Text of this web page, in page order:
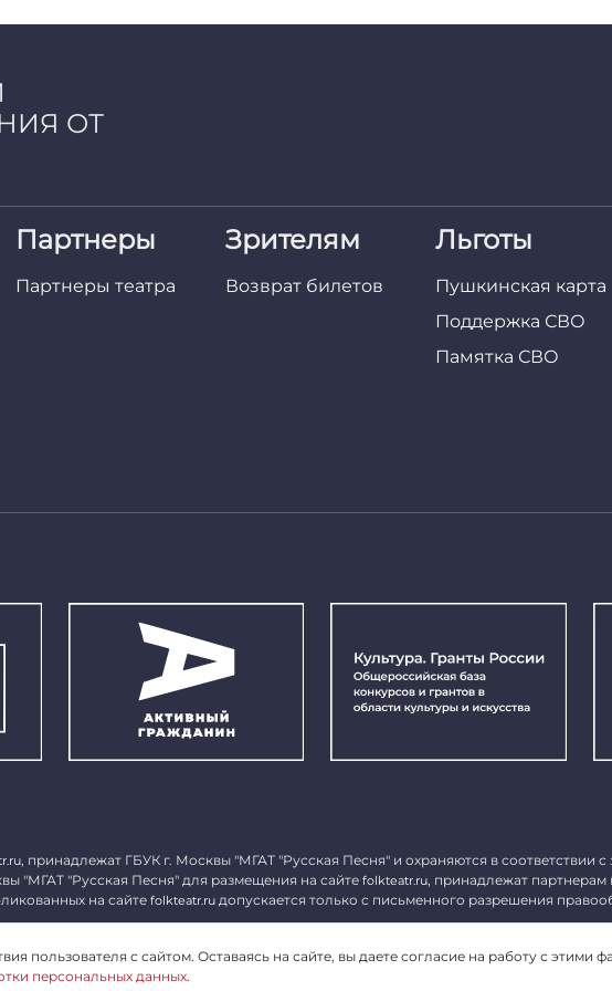
ОТ
Партнеры
Партнеры театра
Зрителям
Возврат билетов
Льготы
Пушкинская карта
Поддержка СВО
Памятка СВО
, принадлежат ГБУК г. Москвы "МГАТ "Русская Песня" и охраняются в соответствии
"МГАТ "Русская Песня" для размещения на сайте folkteatr.ru, принадлежат партнерам
на сайте folkteatr.ru допускается только с письменного разрешения
пользователя с сайтом. Оставаясь на сайте, вы даете согласие на работу с этими
персональных данных.